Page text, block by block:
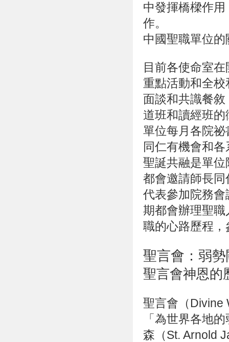
中發揮橋樑作
作。
中國聖職單位
目前各使命室
重點活動和全
面談和共識餐
道班和讀經班
單位每月各院
同仁有機會和
聖誕共融是單
都會邀請師長
代表參加院務
期都會辦理聖
職的心路歷程
聖言會：弱
聖言會神恩的
聖言會（Divine
「為世界各地
森（St. Arnold